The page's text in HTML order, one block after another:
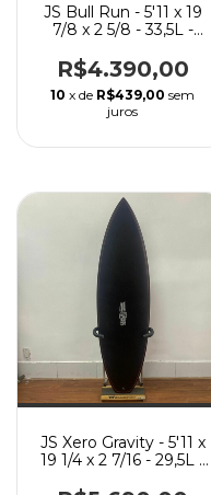
JS Bull Run - 5'11 x 19
7/8 x 2 5/8 - 33,5L -
R$4.390,00
10 x de R$439,00 sem
juros
JS Xero Gravity - 5'11 x
19 1/4 x 2 7/16 - 29,5L -